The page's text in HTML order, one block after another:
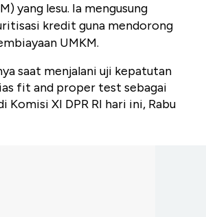
yang lesu. Ia mengusung
kredit guna mendorong
UMKM.
saat menjalani uji kepatutan
fit and proper test sebagai
Komisi XI DPR RI hari ini, Rabu